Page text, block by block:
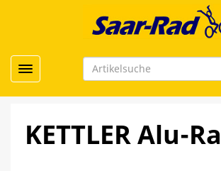
Toggle navigation
KETTLER Alu-